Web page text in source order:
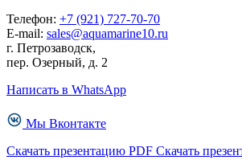
Телефон: +7 (921) 727-70-70
E-mail: sales@aquamarine10.ru
г. Петрозаводск,
пер. Озерный, д. 2
Написать в WhatsApp
Мы Вконтакте
Скачать презентацию PDF Скачать